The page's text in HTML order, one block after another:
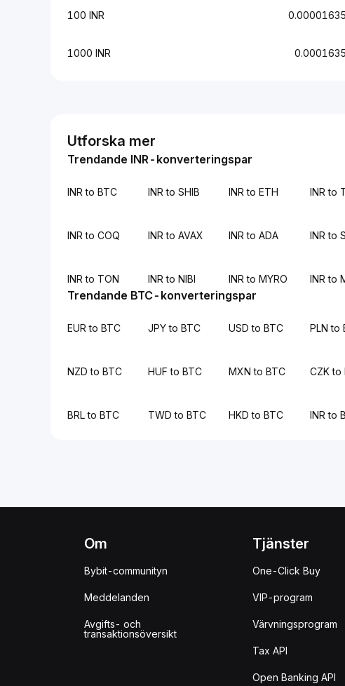
100 INR
1000 INR
Utforska mer
Trendande INR-konverteringspar
INR to BTC INR to SHIB INR to ETH INR to
INR to COQ INR to AVAX INR to ADA INR to
INR to TON INR to NIBI INR to MYRO INR to
Trendande BTC-konverteringspar
EUR to BTC JPY to BTC USD to BTC PLN to
NZD to BTC HUF to BTC MXN to BTC CZK to
BRL to BTC TWD to BTC HKD to BTC INR to
Om
Bybit-communityn
Meddelanden
Avgifts- och
transaktionsöversikt
Tjänster
One-Click Buy
VIP-program
Värvningsprogram
Tax API
Open Banking API